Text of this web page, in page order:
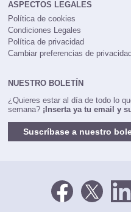
ASPECTOS LEGALES
Política de cookies
Condiciones Legales
Política de privacidad
Cambiar preferencias de privacidad
NUESTRO BOLETÍN
¿Quieres estar al día de todo lo
semana? ¡Inserta ya tu email y
Suscríbase a nuestro